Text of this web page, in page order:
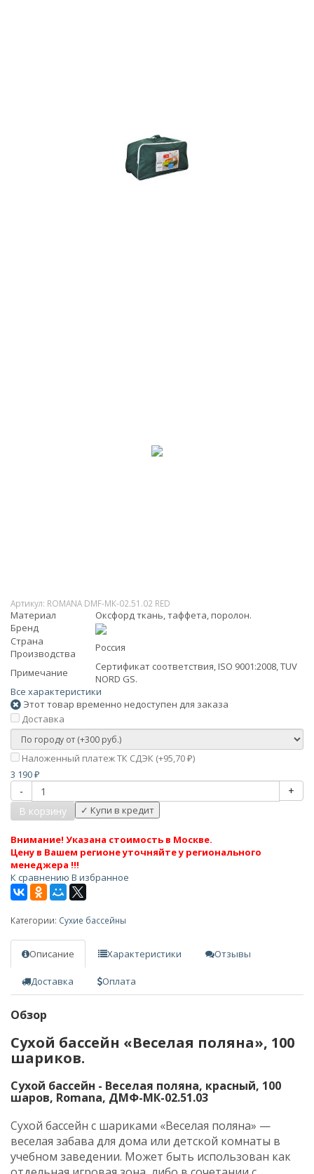
Артикул: ROMANA DMF-МК-02.51.02 RED
Материал
Оксфорд ткань, таффета, поролон.
Бренд
Страна
Производства
Россия
Примечание
Сертификат соответствия, ISO 9001:2008, TUV
NORD GS.
Все характеристики
Этот товар временно недоступен для заказа
Доставка
Наложенный платеж ТК СДЭК (+95,70 ₽)
3 190 ₽
-
+
В корзину
Внимание! Указана стоимость в Москве.
Цену в Вашем регионе уточняйте у регионального
менеджера !!!
К сравнению В избранное
Категории: Сухие бассейны
Описание Характеристики Отзывы
Доставка Оплата
Обзор
Сухой бассейн «Веселая поляна», 100
шариков.
Сухой бассейн - Веселая поляна, красный, 100
шаров, Romana, ДМФ-МК-02.51.03
Сухой бассейн с шариками «Веселая поляна» —
веселая забава для дома или детской комнаты в
учебном заведении. Может быть использован как